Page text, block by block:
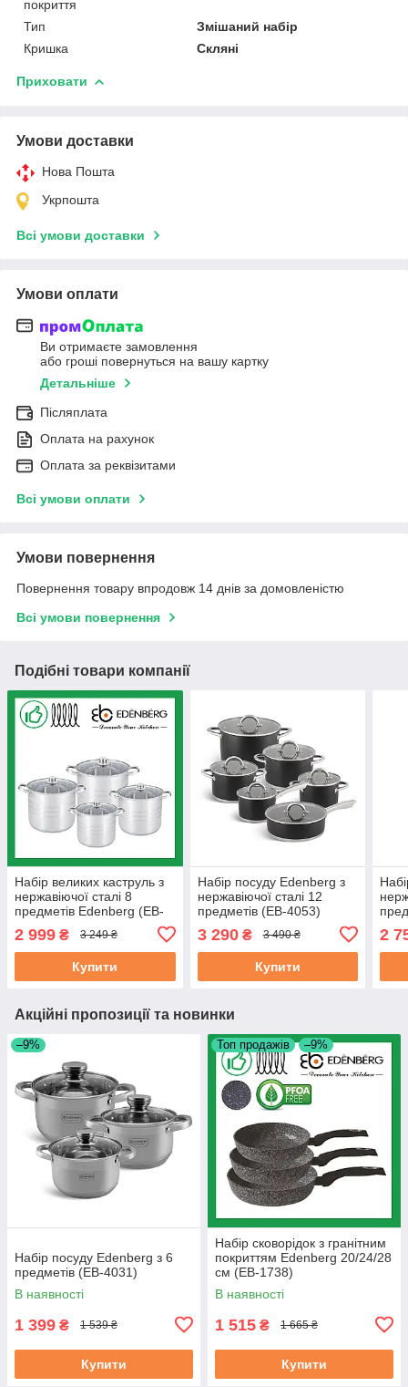
покриття
Тип
Змішаний набір
Кришка
Скляні
Приховати
Умови доставки
Нова Пошта
Укрпошта
Всі умови доставки
Умови оплати
Ви отримаєте замовлення
або гроші повернуться на вашу картку
Детальніше
Післяплата
Оплата на рахунок
Оплата за реквізитами
Всі умови оплати
Умови повернення
Повернення товару впродовж 14 днів за домовленістю
Всі умови повернення
Подібні товари компанії
Набір великих каструль з
нержавіючої сталі 8
предметів Edenberg (EB-
2 999 ₴ 3 249 ₴
Купити
Набір посуду Edenberg з
нержавіючої сталі 12
предметів (EB-4053)
3 290₴ 3 490 ₴
Купити
2
Акційні пропозиції та новинки
–9%
Набір посуду Edenberg з 6
предметів (EB-4031)
В наявності
1 399 ₴ 1 539 ₴
Купити
Топ продажів –9%
Набір сковорідок з гранітним
покриттям Edenberg 20/24/28
см (EB-1738)
В наявності
1 515 ₴ 1 665 ₴
Купити